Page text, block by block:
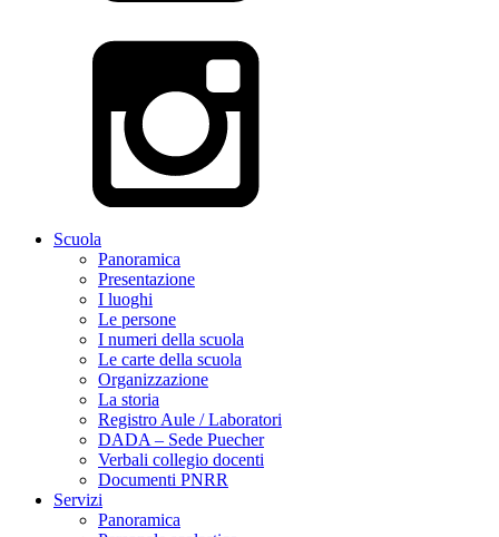
Scuola
Panoramica
Presentazione
I luoghi
Le persone
I numeri della scuola
Le carte della scuola
Organizzazione
La storia
Registro Aule / Laboratori
DADA – Sede Puecher
Verbali collegio docenti
Documenti PNRR
Servizi
Panoramica